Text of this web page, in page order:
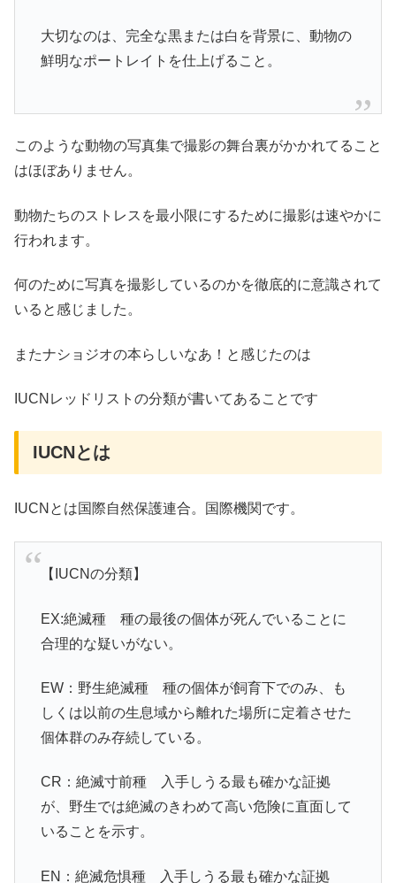
大切なのは、完全な黒または白を背景に、動物の
鮮明なポートレイトを仕上げること。
このような動物の写真集で撮影の舞台裏がかかれてること
はほぼありません。
動物たちのストレスを最小限にするために撮影は速やかに
行われます。
何のために写真を撮影しているのかを徹底的に意識されて
いると感じました。
またナショジオの本らしいなあ！と感じたのは
IUCNレッドリストの分類が書いてあることです
IUCNとは
IUCNとは国際自然保護連合。国際機関です。
【IUCNの分類】
EX:絶滅種 種の最後の個体が死んでいることに
合理的な疑いがない。
EW：野生絶滅種 種の個体が飼育下でのみ、も
しくは以前の生息域から離れた場所に定着させた
個体群のみ存続している。
CR：絶滅寸前種 入手しうる最も確かな証拠
が、野生では絶滅のきわめて高い危険に直面して
いることを示す。
EN：絶滅危惧種 入手しうる最も確かな証拠